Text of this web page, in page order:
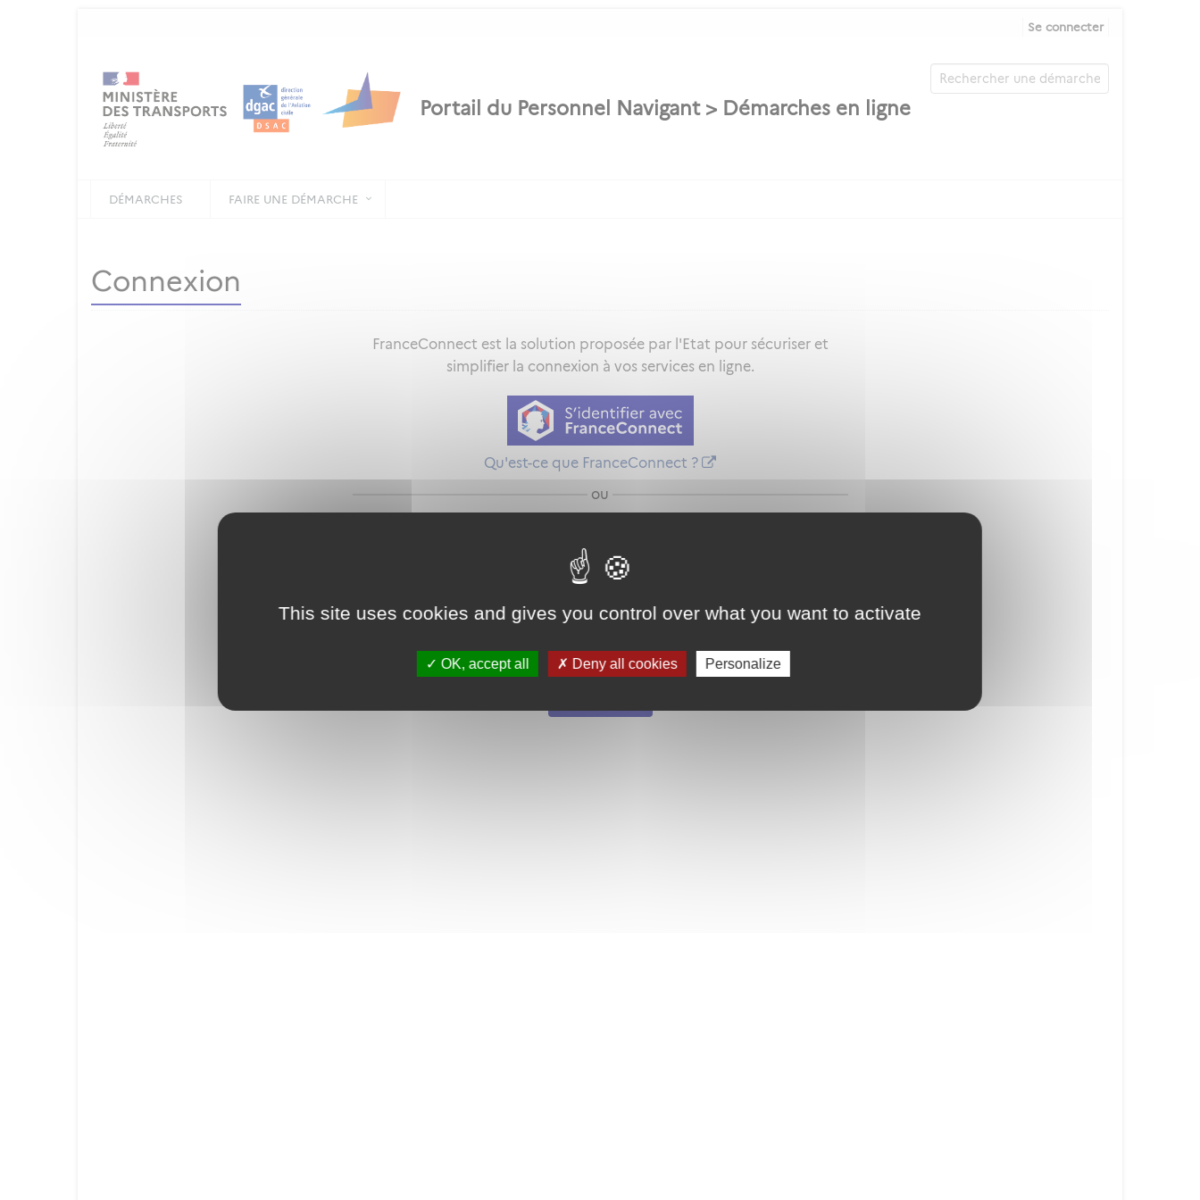
This site uses cookies and gives you control over what you want to activate
OK, accept all Deny all cookies Personalize
Se connecter
DÉMARCHES FAIRE UNE DÉMARCHE
Connexion
FranceConnect est la solution proposée par l'Etat pour sécuriser et
simplifier la connexion à vos services en ligne.
Qu'est-ce que FranceConnect ?
ou
Mot de passe
oublié ?
Je crée mon
compte